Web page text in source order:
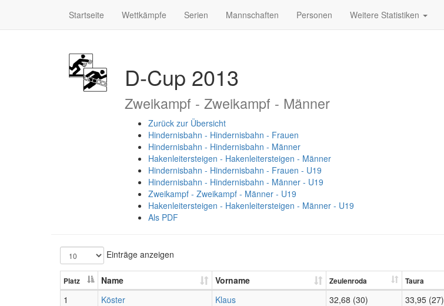
Startseite Wettkämpfe Serien Mannschaften Personen Weitere Statistiken
D-Cup 2013
Zweikampf - Zweikampf - Männer
Zurück zur Übersicht
Hindernisbahn - Hindernisbahn - Frauen
Hindernisbahn - Hindernisbahn - Männer
Hakenleitersteigen - Hakenleitersteigen - Männer
Hindernisbahn - Hindernisbahn - Frauen - U19
Hindernisbahn - Hindernisbahn - Männer - U19
Zweikampf - Zweikampf - Männer - U19
Hakenleitersteigen - Hakenleitersteigen - Männer - U19
Als PDF
Einträge anzeigen
Platz Name Vorname Zeulenroda Taura
1 Köster Klaus 32,68 (30) 33,95 (27)